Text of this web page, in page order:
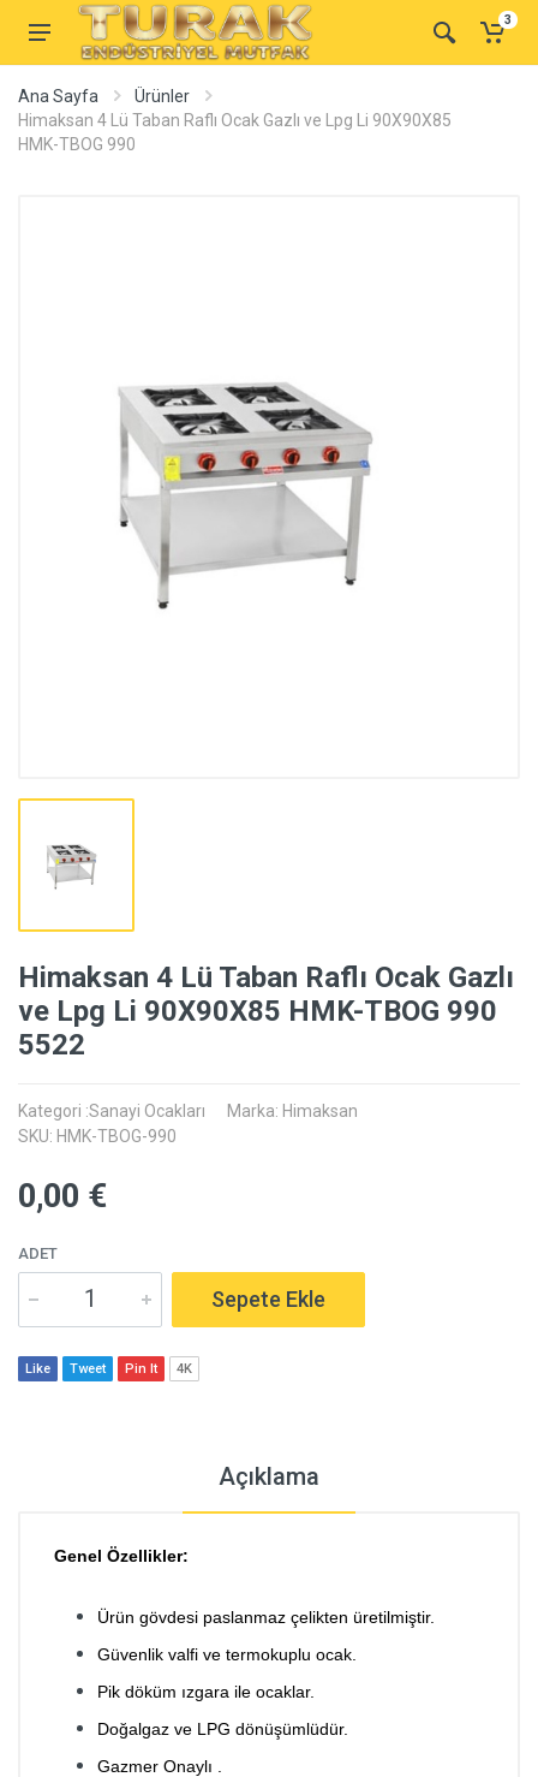
3
Ana Sayfa
Ürünler
Himaksan 4 Lü Taban Raflı Ocak Gazlı ve Lpg Li 90X90X85
HMK-TBOG 990
Himaksan 4 Lü Taban Raflı Ocak Gazlı
ve Lpg Li 90X90X85 HMK-TBOG 990
5522
Kategori :Sanayi Ocakları
Marka: Himaksan
SKU: HMK-TBOG-990
0,00 €
ADET
Sepete Ekle
Like Tweet Pin It 4K
Açıklama
Genel Özellikler:
Ürün gövdesi paslanmaz çelikten üretilmiştir.
Güvenlik valfi ve termokuplu ocak.
Pik döküm ızgara ile ocaklar.
Doğalgaz ve LPG dönüşümlüdür.
Gazmer Onaylı .